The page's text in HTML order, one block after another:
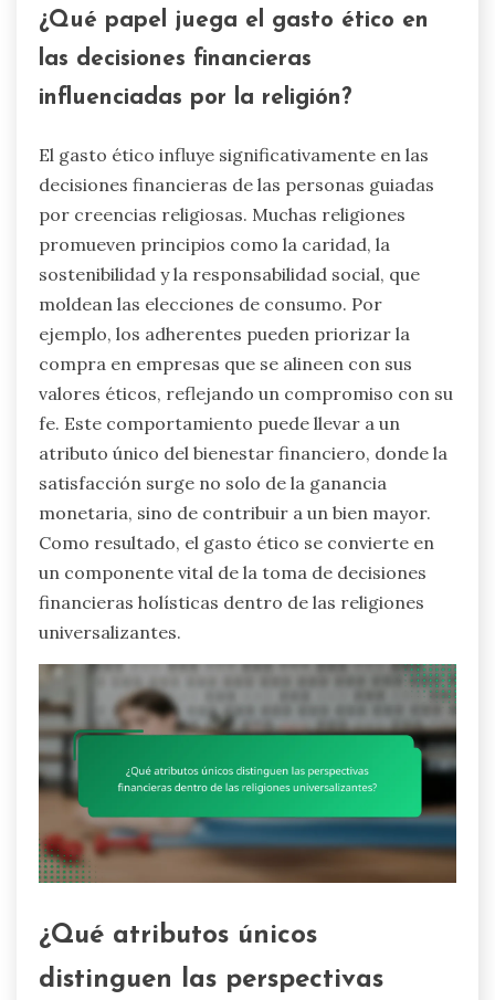
¿Qué papel juega el gasto ético en
las decisiones financieras
influenciadas por la religión?
El gasto ético influye significativamente en las
decisiones financieras de las personas guiadas
por creencias religiosas. Muchas religiones
promueven principios como la caridad, la
sostenibilidad y la responsabilidad social, que
moldean las elecciones de consumo. Por
ejemplo, los adherentes pueden priorizar la
compra en empresas que se alineen con sus
valores éticos, reflejando un compromiso con su
fe. Este comportamiento puede llevar a un
atributo único del bienestar financiero, donde la
satisfacción surge no solo de la ganancia
monetaria, sino de contribuir a un bien mayor.
Como resultado, el gasto ético se convierte en
un componente vital de la toma de decisiones
financieras holísticas dentro de las religiones
universalizantes.
¿Qué atributos únicos
distinguen las perspectivas